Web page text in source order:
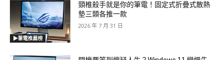
▶筆電推薦榜
頸椎殺手就是你的筆電！固定式折疊式散熱
墊三類各推一款
2026 年 7 月 31 日